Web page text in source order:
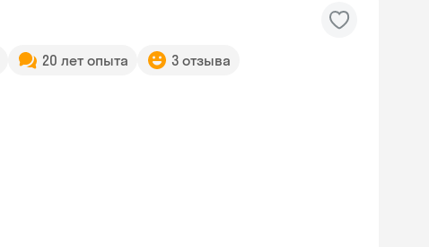
20 лет опыта 3 отзыва